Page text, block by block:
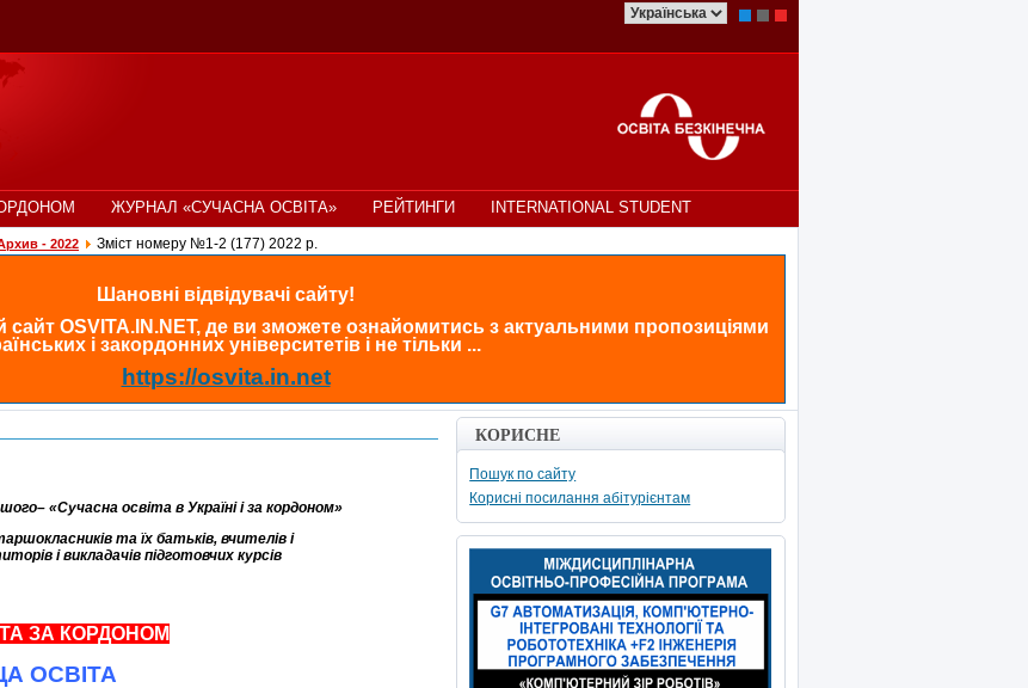
ЖУРНАЛ «СУЧАСНА ОСВІТА» РЕЙТИНГИ INTERNATIONAL STUDENT
- 2022 Зміст номеру №1-2 (177) 2022 р.
Шановні відвідувачі сайту!
OSVITA.IN.NET, де ви зможете ознайомитись з актуальними пропозиціями
і закордонних університетів і не тільки ...
https://osvita.in.net
«Сучасна освіта в Україні і за кордоном»
та їх батьків, вчителів і
і викладачів підготовчих курсів
ЗА КОРДОНОМ
ОСВІТА
КОРИСНЕ
Пошук по сайту
Корисні посилання абітурієнтам